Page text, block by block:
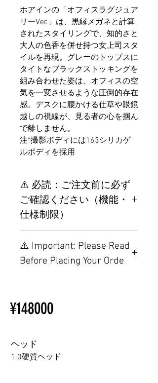
格
価
格
ホアインの「オフィスラグジュア
リーVer.」は、黒縁メガネと計算
されたスタイリングで、知的さと
大人の色香を併せ持つ女上司スタ
イルを再現。グレーのトップスに
タイトなブラックストッキングを
組み合わせた姿は、オフィスの空
気を一変させるような圧倒的存在
感。デスクに腰かける仕草や眼鏡
越しの視線が、見る者の心を掴ん
で離しません。
注*撮影ボディには163シリカゲ
ルボディを採用
⚠️ 必読：ご注文前に必ず
ご確認ください（機能・
仕様制限）
置制限について
その他の配置はTPEに関連し
ラブドール購入前に知ってお
⚠️ Important: Please Read
Before Placing Your Orde
Ordering
Other configurations are related
following webpage.
Beginner’s Purchase Guide
¥148000
ヘッド
1.0硬質ヘッド